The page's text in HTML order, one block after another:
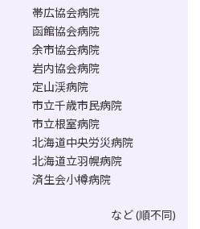
帯広協会病院
函館協会病院
余市協会病院
岩内協会病院
定山渓病院
市立千歳市民病院
市立根室病院
北海道中央労災病院
北海道立羽幌病院
済生会小樽病院
など (順不同)